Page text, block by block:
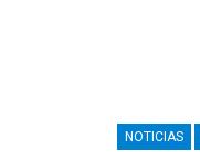
NOTICIAS